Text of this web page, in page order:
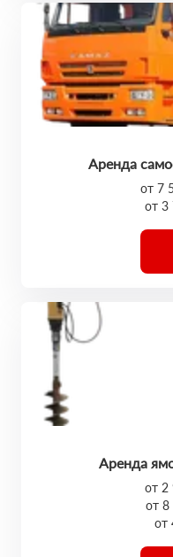
Аренда
от 7
от 3
Аренда
от 2
от
от